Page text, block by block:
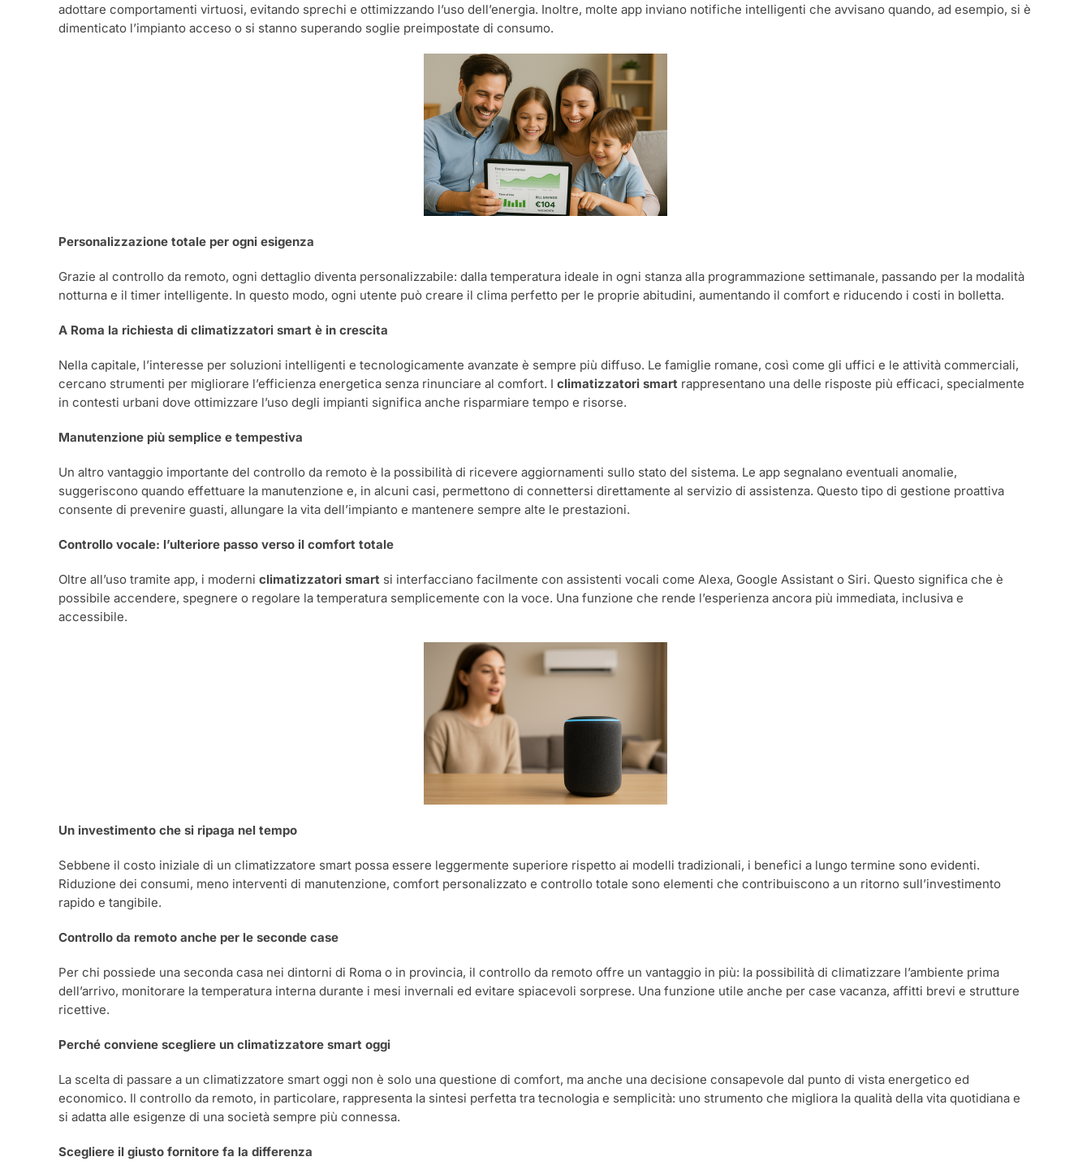
adottare comportamenti virtuosi, evitando sprechi e ottimizzando l’uso dell’energia. Inoltre, molte app inviano notifiche intelligenti che avvisano quando, ad esempio, si è
dimenticato l’impianto acceso o si stanno superando soglie preimpostate di consumo.
Personalizzazione totale per ogni esigenza
Grazie al controllo da remoto, ogni dettaglio diventa personalizzabile: dalla temperatura ideale in ogni stanza alla programmazione settimanale, passando per la modalità
notturna e il timer intelligente. In questo modo, ogni utente può creare il clima perfetto per le proprie abitudini, aumentando il comfort e riducendo i costi in bolletta.
A Roma la richiesta di climatizzatori smart è in crescita
Nella capitale, l’interesse per soluzioni intelligenti e tecnologicamente avanzate è sempre più diffuso. Le famiglie romane, così come gli uffici e le attività commerciali,
cercano strumenti per migliorare l’efficienza energetica senza rinunciare al comfort. I climatizzatori smart rappresentano una delle risposte più efficaci, specialmente
in contesti urbani dove ottimizzare l’uso degli impianti significa anche risparmiare tempo e risorse.
Manutenzione più semplice e tempestiva
Un altro vantaggio importante del controllo da remoto è la possibilità di ricevere aggiornamenti sullo stato del sistema. Le app segnalano eventuali anomalie,
suggeriscono quando effettuare la manutenzione e, in alcuni casi, permettono di connettersi direttamente al servizio di assistenza. Questo tipo di gestione proattiva
consente di prevenire guasti, allungare la vita dell’impianto e mantenere sempre alte le prestazioni.
Controllo vocale: l’ulteriore passo verso il comfort totale
Oltre all’uso tramite app, i moderni climatizzatori smart si interfacciano facilmente con assistenti vocali come Alexa, Google Assistant o Siri. Questo significa che è
possibile accendere, spegnere o regolare la temperatura semplicemente con la voce. Una funzione che rende l’esperienza ancora più immediata, inclusiva e
accessibile.
Un investimento che si ripaga nel tempo
Sebbene il costo iniziale di un climatizzatore smart possa essere leggermente superiore rispetto ai modelli tradizionali, i benefici a lungo termine sono evidenti.
Riduzione dei consumi, meno interventi di manutenzione, comfort personalizzato e controllo totale sono elementi che contribuiscono a un ritorno sull’investimento
rapido e tangibile.
Controllo da remoto anche per le seconde case
Per chi possiede una seconda casa nei dintorni di Roma o in provincia, il controllo da remoto offre un vantaggio in più: la possibilità di climatizzare l’ambiente prima
dell’arrivo, monitorare la temperatura interna durante i mesi invernali ed evitare spiacevoli sorprese. Una funzione utile anche per case vacanza, affitti brevi e strutture
ricettive.
Perché conviene scegliere un climatizzatore smart oggi
La scelta di passare a un climatizzatore smart oggi non è solo una questione di comfort, ma anche una decisione consapevole dal punto di vista energetico ed
economico. Il controllo da remoto, in particolare, rappresenta la sintesi perfetta tra tecnologia e semplicità: uno strumento che migliora la qualità della vita quotidiana e
si adatta alle esigenze di una società sempre più connessa.
Scegliere il giusto fornitore fa la differenza